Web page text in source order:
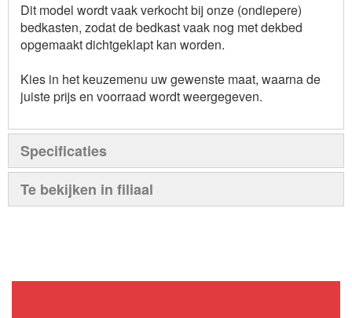
Dit model wordt vaak verkocht bij onze (ondiepere)
bedkasten, zodat de bedkast vaak nog met dekbed
opgemaakt dichtgeklapt kan worden.
Kies in het keuzemenu uw gewenste maat, waarna de
juiste prijs en voorraad wordt weergegeven.
Specificaties
Te bekijken in filiaal